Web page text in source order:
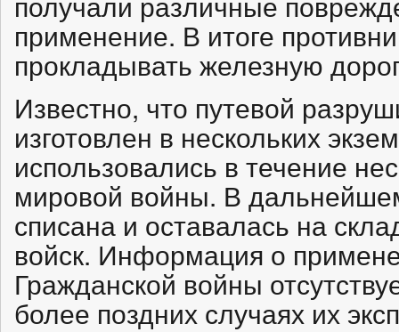
применение. В итоге
прокладывать железную
Известно, что путевой
изготовлен в нескольких
использовались в течение
мировой войны. В
списана и оставалась на
войск. Информация о
Гражданской войны
более поздних случаях их